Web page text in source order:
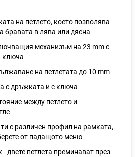
на петлето, което позволява
бравата в лява или дясна
механизъм на 23 mm с
ключа
на петлетата до 10 mm
с дръжката и с ключа
между петлето и
с различен профил на рамката,
от падащото меню
двете петлета преминават през